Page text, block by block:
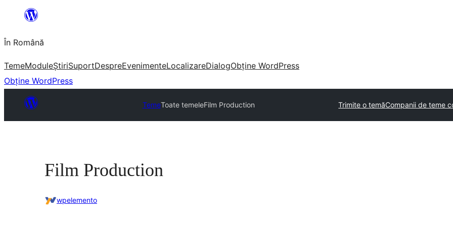
conținut
În Română
TemeModuleȘtiriSuportDespreEvenimenteLocalizareDialogObține WordPress
Obține WordPress
TemeToate temeleFilm Production Trimite o temăCompanii de teme
Film Production
wpelemento